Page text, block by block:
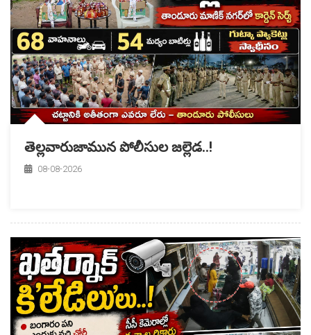
తెల్లవారుజామున పోలీసుల జల్లెడ..!
08-08-2026